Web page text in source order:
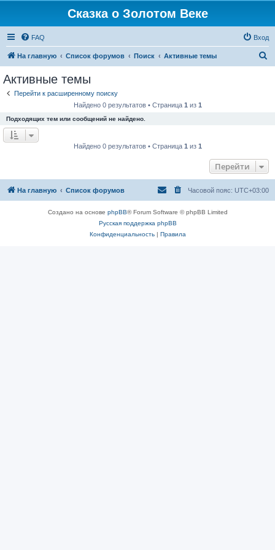
Сказка о Золотом Веке
FAQ Вход
На главную Список форумов Поиск Активные темы
Активные темы
Перейти к расширенному поиску
Найдено 0 результатов • Страница 1 из 1
Подходящих тем или сообщений не найдено.
Найдено 0 результатов • Страница 1 из 1
Перейти
На главную Список форумов Часовой пояс: UTC+03:00
Создано на основе phpBB® Forum Software © phpBB Limited
Русская поддержка phpBB
Конфиденциальность| Правила